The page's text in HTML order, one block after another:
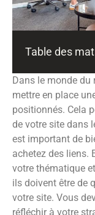
Table des
Dans le monde du
mettre en place
positionnés. Cela
de votre site dans
est important de
achetez des liens.
votre thématique
ils doivent être de
votre site. Vous
réfléchir à votre